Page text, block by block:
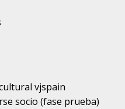
vjspain
socio (fase prueba)